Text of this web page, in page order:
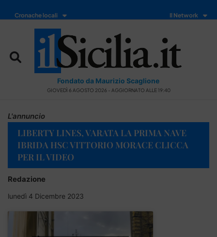
Cronache locali Il Network
Fondato da Maurizio Scaglione
GIOVEDÌ 6 AGOSTO 2026 - AGGIORNATO ALLE 19:40
L'annuncio
LIBERTY LINES, VARATA LA PRIMA NAVE
IBRIDA HSC VITTORIO MORACE CLICCA
PER IL VIDEO
Redazione
lunedì 4 Dicembre 2023